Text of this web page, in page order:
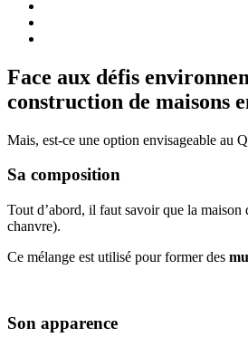
Face aux défis
construction de maisons
Mais, est-ce une option envisageable au
Sa composition
Tout d’abord, il faut savoir que la
chanvre).
Ce mélange est utilisé pour former des
Son apparence